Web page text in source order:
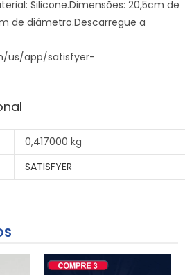
Silicone.Dimensões: 20,5cm de
de diâmetro.Descarregue a
us/app/satisfyer-
0,417000 kg
SATISFYER